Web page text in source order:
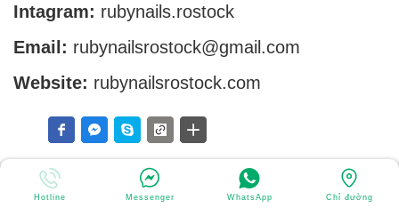
Intagram: rubynails.rostock
Email: rubynailsrostock@gmail.com
Website: rubynailsrostock.com
Andere Artikel:
PROFESSIONELLE NAGELDESIGNERIN IN ROSTOCK – ERFAHRUNG,
Hotline Messenger WhatsApp Chỉ đường